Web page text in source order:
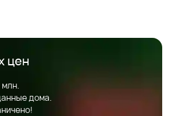
цен
дома.